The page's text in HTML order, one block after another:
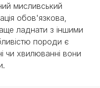
мисливський
обов'язкова,
ладнати з іншими
породи є
хвилюванні вони